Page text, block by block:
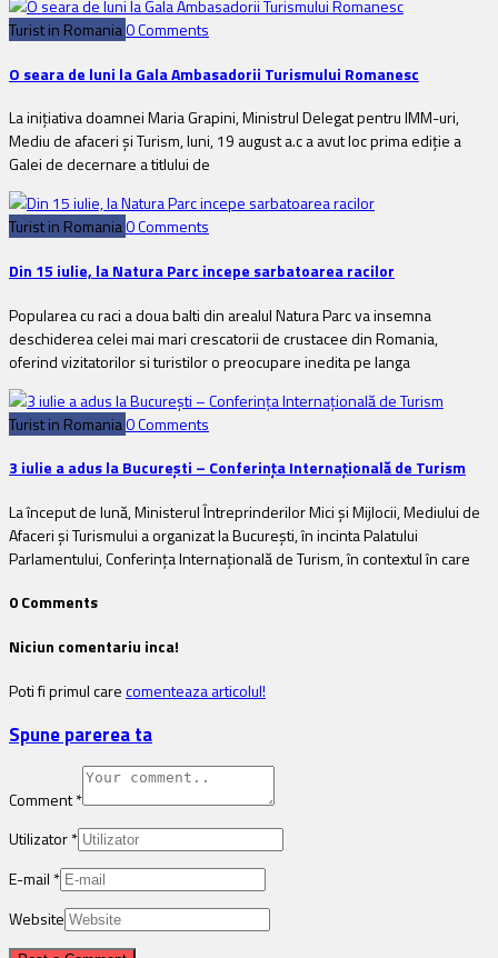
Turist in Romania0 Comments
O seara de luni la Gala Ambasadorii Turismului Romanesc
La iniţiativa doamnei Maria Grapini, Ministrul Delegat pentru IMM-uri,
Mediu de afaceri şi Turism, luni, 19 august a.c a avut loc prima ediţie a
Galei de decernare a titlului de
Turist in Romania0 Comments
Din 15 iulie, la Natura Parc incepe sarbatoarea racilor
Popularea cu raci a doua balti din arealul Natura Parc va insemna
deschiderea celei mai mari crescatorii de crustacee din Romania,
oferind vizitatorilor si turistilor o preocupare inedita pe langa
Turist in Romania0 Comments
3 iulie a adus la Bucureşti – Conferinţa Internaţională de Turism
La început de lună, Ministerul Întreprinderilor Mici şi Mijlocii, Mediului de
Afaceri şi Turismului a organizat la Bucureşti, în incinta Palatului
Parlamentului, Conferinţa Internaţională de Turism, în contextul în care
0 Comments
Niciun comentariu inca!
Poti fi primul carecomenteaza articolul!
Spune parerea ta
Comment*
Utilizator*
E-mail *
Website